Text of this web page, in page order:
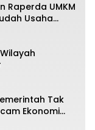
Raperda UMKM
Usaha
Tak
Ekonomi